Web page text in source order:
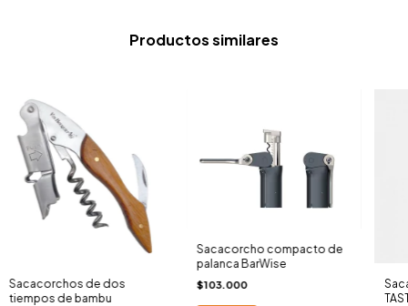
Productos similares
Sacacorchos de dos
tiempos de bambu
Sacacorcho compacto de
palanca BarWise
$103.000